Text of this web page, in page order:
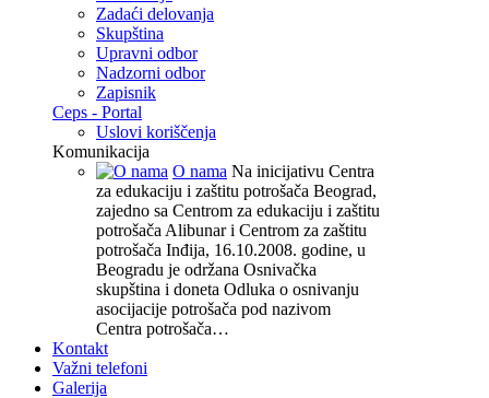
Zadaći delovanja
Skupština
Upravni odbor
Nadzorni odbor
Zapisnik
Ceps - Portal
Uslovi koriščenja
Komunikacija
O nama Na inicijativu Centra
za edukaciju i zaštitu potrošača Beograd,
zajedno sa Centrom za edukaciju i zaštitu
potrošača Alibunar i Centrom za zaštitu
potrošača Inđija, 16.10.2008. godine, u
Beogradu je održana Osnivačka
skupština i doneta Odluka o osnivanju
asocijacije potrošača pod nazivom
Centra potrošača…
Kontakt
Važni telefoni
Galerija